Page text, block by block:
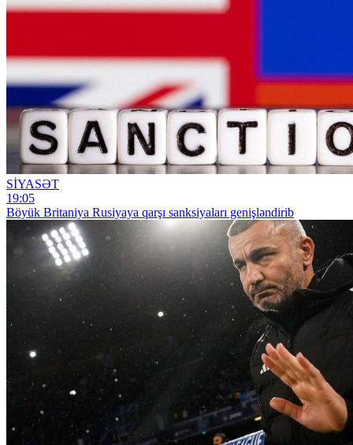
SİYASƏT
19:05
Böyük Britaniya Rusiyaya qarşı sanksiyaları genişləndirib